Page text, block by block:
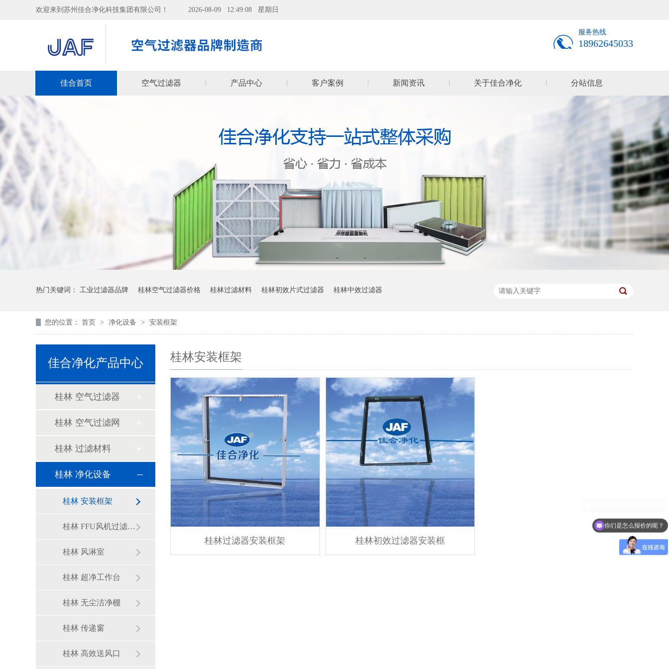
欢迎来到苏州佳合净化科技集团有限公司！ 2026-08-09 12:49:08 星期日
服务热线
18962645033
佳合首页 空气过滤器 产品中心 客户案例 新闻资讯 关于佳合净化 分站信息
热门关键词： 工业过滤器品牌 桂林空气过滤器价格 桂林过滤材料 桂林初效片式过滤器 桂林中效过滤器
您的位置： 首页 > 净化设备 > 安装框架
佳合净化产品中心
桂林 空气过滤器
桂林 空气过滤网
桂林 过滤材料
桂林 净化设备
桂林 安装框架
桂林 FFU风机过滤单元
桂林 风淋室
桂林 超净工作台
桂林 无尘洁净棚
桂林 传递窗
桂林 高效送风口
桂林安装框架
桂林过滤器安装框架 桂林初效过滤器安装框
你们是怎么报价的呢？